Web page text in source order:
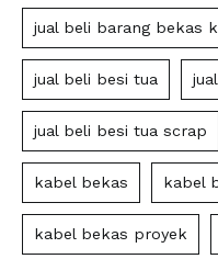
jual beli barang bekas
jual beli besi tua
jual beli besi tua scrap
kabel bekas kabel
kabel bekas proyek